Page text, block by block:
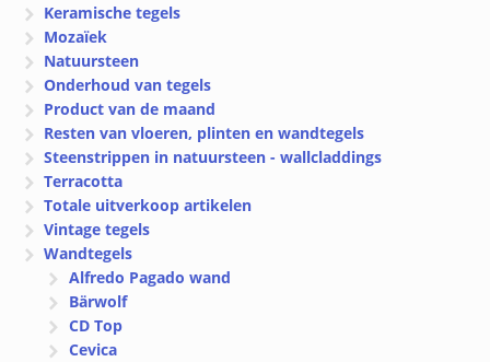
Keramische tegels
Mozaïek
Natuursteen
Onderhoud van tegels
Product van de maand
Resten van vloeren, plinten en wandtegels
Steenstrippen in natuursteen - wallcladdings
Terracotta
Totale uitverkoop artikelen
Vintage tegels
Wandtegels
Alfredo Pagado wand
Bärwolf
CD Top
Cevica